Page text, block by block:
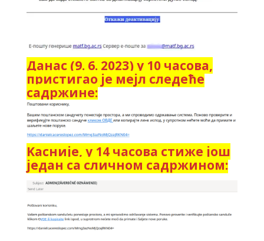
Данас (9. 6. 2023) у 10 часова,
пристигао је мејл следеће
садржине:
Kасније, у 14 часова стиже још
један са сличном садржином: